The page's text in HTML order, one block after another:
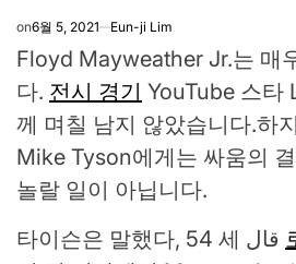
on6월 5, 2021 Eun-ji Lim
Floyd Mayweather Jr.는 매
다. 전시 경기 YouTube 스타
께 며칠 남지 않았습니다.하
Mike Tyson에게는 싸움의
놀랄 일이 아닙니다.